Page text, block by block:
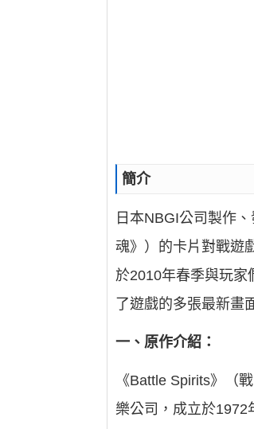
簡介
日本NBGI公司製作
魂》）的卡片對戰遊
於2010年春季與玩家
了遊戲的多張最新畫
一、原作介紹：
《Battle Spirits》（
樂公司，成立於1972